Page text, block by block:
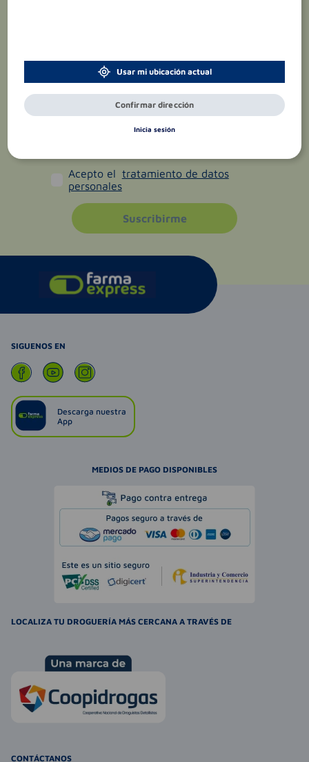
Acepto el tratamiento de datos
personales
Suscribirme
SIGUENOS EN
Descarga nuestra
App
MEDIOS DE PAGO DISPONIBLES
LOCALIZA TU DROGUERÍA MÁS CERCANA A TRAVÉS DE
CONTÁCTANOS
Usar mi ubicación actual
Confirmar dirección
Inicia sesión